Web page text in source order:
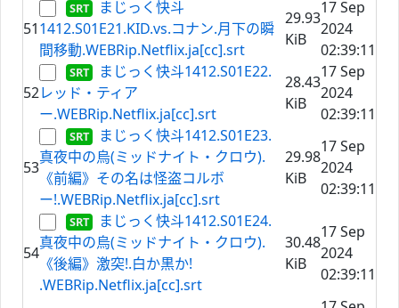
51
まじっく快斗
1412.S01E21.KID.vs.コナン.月下の瞬
間移動.WEBRip.Netflix.ja[cc].srt
29.93
KiB
17 Sep
2024
02:39:11
52
まじっく快斗1412.S01E22.
レッド・ティア
ー.WEBRip.Netflix.ja[cc].srt
28.43
KiB
17 Sep
2024
02:39:11
53
まじっく快斗1412.S01E23.
真夜中の烏(ミッドナイト・クロウ).
《前編》その名は怪盗コルボ
ー!.WEBRip.Netflix.ja[cc].srt
29.98
KiB
17 Sep
2024
02:39:11
54
まじっく快斗1412.S01E24.
真夜中の烏(ミッドナイト・クロウ).
《後編》激突!.白か黒か!
.WEBRip.Netflix.ja[cc].srt
30.48
KiB
17 Sep
2024
02:39:11